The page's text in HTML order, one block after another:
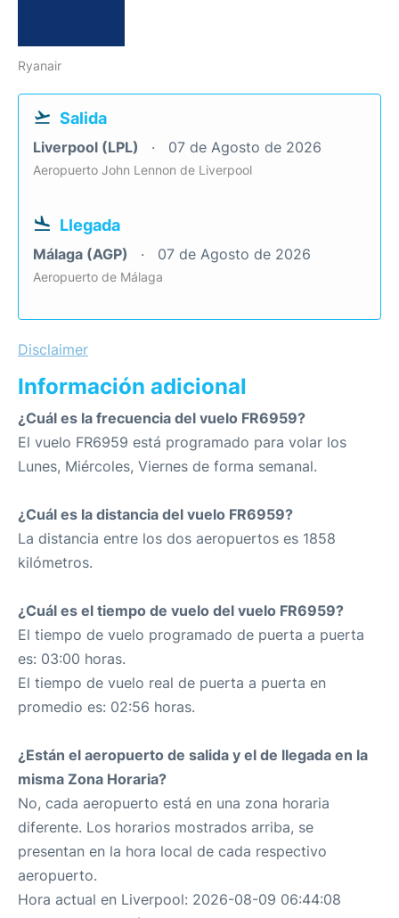
Ryanair
Salida
Liverpool (LPL) 07 de Agosto de 2026
Aeropuerto John Lennon de Liverpool
Llegada
Málaga (AGP) 07 de Agosto de 2026
Aeropuerto de Málaga
Disclaimer
Información adicional
¿Cuál es la frecuencia del vuelo FR6959?
El vuelo FR6959 está programado para volar los
Lunes, Miércoles, Viernes de forma semanal.
¿Cuál es la distancia del vuelo FR6959?
La distancia entre los dos aeropuertos es 1858
kilómetros.
¿Cuál es el tiempo de vuelo del vuelo FR6959?
El tiempo de vuelo programado de puerta a puerta
es: 03:00 horas.
El tiempo de vuelo real de puerta a puerta en
promedio es: 02:56 horas.
¿Están el aeropuerto de salida y el de llegada en la
misma Zona Horaria?
No, cada aeropuerto está en una zona horaria
diferente. Los horarios mostrados arriba, se
presentan en la hora local de cada respectivo
aeropuerto.
Hora actual en Liverpool: 2026-08-09 06:44:08